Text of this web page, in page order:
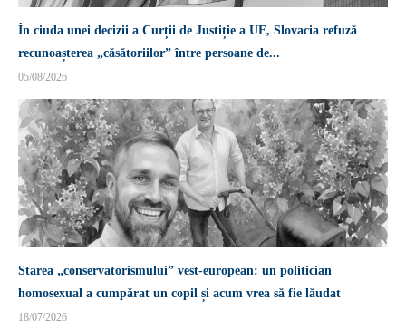
În ciuda unei decizii a Curții de Justiție a UE, Slovacia refuză
recunoașterea „căsătoriilor” între persoane de...
05/08/2026
Starea „conservatorismului” vest-european: un politician
homosexual a cumpărat un copil și acum vrea să fie lăudat
18/07/2026